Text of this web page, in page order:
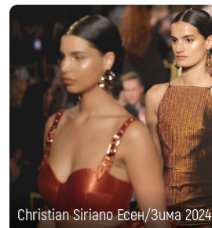
Christian Siriano Есен/Зима 2024